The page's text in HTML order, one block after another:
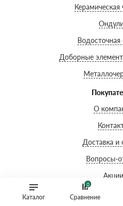
Каталог
0
Сравнение
Керамическая
Водосточная
Доборные
О
Доставка и
Вопросы-
Акции